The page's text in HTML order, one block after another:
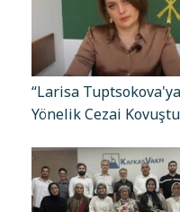
“Larisa Tuptsokova'ya
Yönelik Cezai